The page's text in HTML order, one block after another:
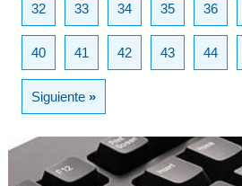
32 33 34 35 36
40 41 42 43 44
Siguiente»